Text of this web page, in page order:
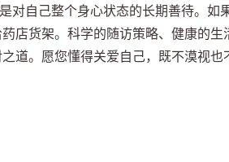
对自己整个身心状态的长期善待。如
店货架。科学的随访策略、健康的生
道。愿您懂得关爱自己，既不漠视也